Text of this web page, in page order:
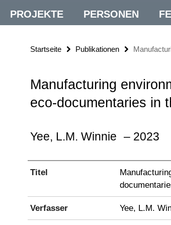
PROJEKTE PERSONEN
Startseite Publikationen
Manufacturing
eco-documentaries in
Yee, L.M. Winnie – 2023
Titel
Verfasser Yee, L.M.